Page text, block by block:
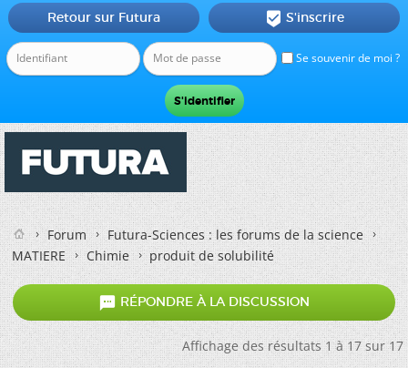
Se souvenir de moi ?
Retour sur Futura  S'inscrire
Forum
Futura-Sciences : les forums de la science
MATIERE
Chimie produit de solubilité
 RÉPONDRE À LA DISCUSSION
Affichage des résultats 1 à 17 sur 17